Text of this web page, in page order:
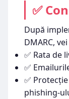
✅
După
DMARC,
✅ Rata de
✅
✅
phishing-